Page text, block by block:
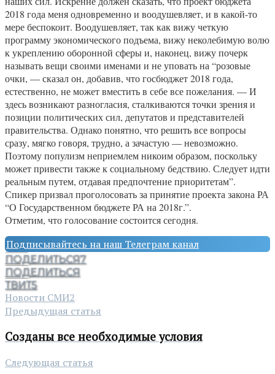
2018 года меня одновременно и воодушевляет, и в какой-то
мере беспокоит. Воодушевляет, так как вижу четкую
программу экономического подъема, вижу неколебимую волю
к укреплению оборонной сферы и, наконец, вижу почерк
называть вещи своими именами и не уповать на “розовые
очки, — сказал он, добавив, что госбюджет 2018 года,
естественно, не может вместить в себе все пожелания. — И
здесь возникают разногласия, сталкиваются точки зрения и
позиции политических сил, депутатов и представителей
правительства. Однако понятно, что решить все вопросы
сразу, мягко говоря, трудно, а зачастую — невозможно.
Поэтому популизм неприемлем никоим образом, поскольку
может привести также к социальному бедствию. Следует идти
реальным путем, отдавая предпочтение приоритетам”.
Спикер призвал проголосовать за принятие проекта закона РА
“О Государственном бюджете РА на 2018г.”.
Отметим, что голосование состоится сегодня.
Подписывайтесь на наш Телеграм канал
ПОДЕЛИТЬСЯ7
ПОДЕЛИТЬСЯ
ТВИТ5
Новости СМИ2
Предыдущая статья
Созданы все необходимые условия
Следующая статья